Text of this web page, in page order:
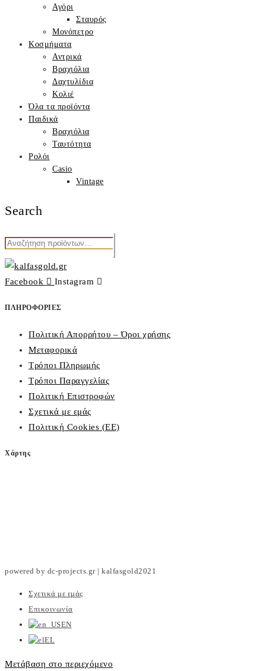
Αγόρι
Σταυρός
Μονόπετρο
Κοσμήματα
Αντρικά
Βραχιόλια
Δαχτυλίδια
Κολιέ
Όλα τα προϊόντα
Παιδικά
Βραχιόλια
Ταυτότητα
Ρολόι
Casio
Vintage
Search
Αναζήτηση
για:
Facebook Instagram
ΠΛΗΡΟΦΟΡΙΕΣ
Πολιτική Απορρήτου – Όροι χρήσης
Μεταφορικά
Τρόποι Πληρωμής
Τρόποι Παραγγελίας
Πολιτική Επιστροφών
Σχετικά με εμάς
Πολιτική Cookies (ΕΕ)
Χάρτης
powered by dc-projects.gr | kalfasgold2021
Σχετικά με εμάς
Επικοινωνία
EN
EL
Μετάβαση στο περιεχόμενο